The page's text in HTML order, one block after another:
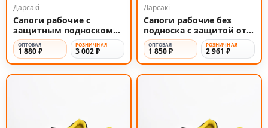
Дарсакi
Сапоги рабочие с
защитным подноском
из металла
ОПТОВАЯ
1 880 ₽
РОЗНИЧНАЯ
3 002 ₽
Дарсакi
Сапоги рабочие без
подноска с защитой от
проколов
ОПТОВАЯ
1 850 ₽
РОЗНИЧНАЯ
2 961 ₽